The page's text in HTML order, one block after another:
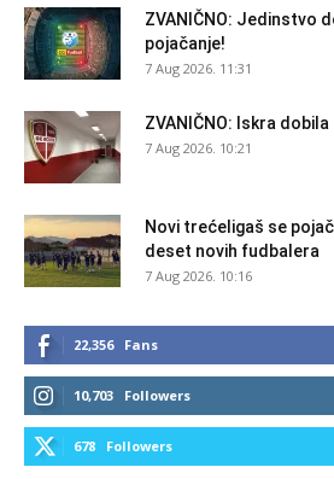
ZVANIČNO: Jedinstvo
pojačanje!
7 Aug 2026. 11:31
ZVANIČNO: Iskra
7 Aug 2026. 10:21
Novi trećeligaš se
deset novih fudbalera
7 Aug 2026. 10:16
22,356 Fans
10,703 Followers
678 Followers